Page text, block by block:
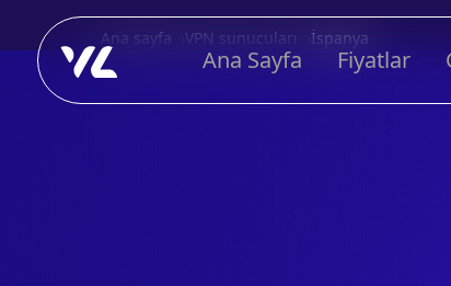
Ana Sayfa Fiyatlar
Ana sayfa VPN sunucuları İspanya